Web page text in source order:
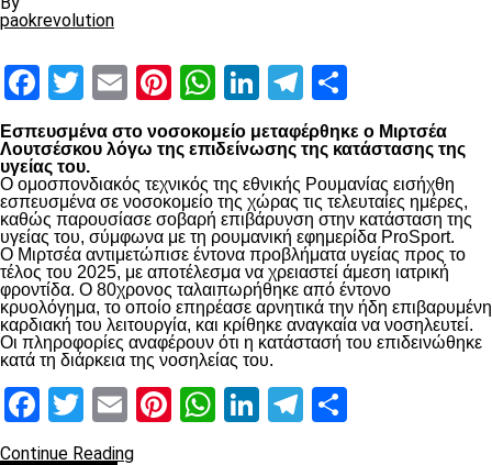
paokrevolution
Facebook
Twitter
EmailPinterest
WhatsApp
LinkedIn
Telegram
Εσπευσμένα στο νοσοκομείο μεταφέρθηκε ο Μιρτσέα
Λουτσέσκου λόγω της επιδείνωσης της κατάστασης της
υγείας του.
Ο ομοσπονδιακός τεχνικός της εθνικής Ρουμανίας εισήχθη
εσπευσμένα σε νοσοκομείο της χώρας τις τελευταίες ημέρες,
καθώς παρουσίασε σοβαρή επιβάρυνση στην κατάσταση της
υγείας του, σύμφωνα με τη ρουμανική εφημερίδα ProSport.
Ο Μιρτσέα αντιμετώπισε έντονα προβλήματα υγείας προς το
τέλος του 2025, με αποτέλεσμα να χρειαστεί άμεση ιατρική
φροντίδα. Ο 80χρονος ταλαιπωρήθηκε από έντονο
κρυολόγημα, το οποίο επηρέασε αρνητικά την ήδη επιβαρυμένη
καρδιακή του λειτουργία, και κρίθηκε αναγκαία να νοσηλευτεί.
Οι πληροφορίες αναφέρουν ότι η κατάστασή του επιδεινώθηκε
κατά τη διάρκεια της νοσηλείας του.
Facebook
Twitter
EmailPinterest
WhatsApp
LinkedIn
Telegram
Continue Reading